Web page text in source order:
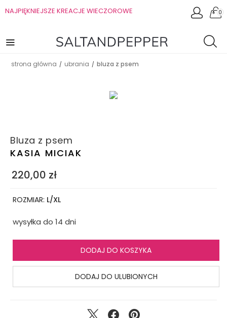
NAJPIĘKNIEJSZE KREACJE WIECZOROWE 0
strona główna / ubrania / bluza z psem
Bluza z psem
KASIA MICIAK
220,00 zł
ROZMIAR: L/XL
wysyłka do 14 dni
DODAJ DO KOSZYKA
DODAJ DO ULUBIONYCH